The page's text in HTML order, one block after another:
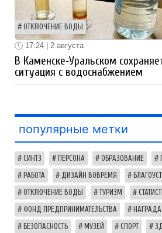
ОТКЛЮЧЕНИЕ ВОДЫ
17:24 | 2 августа
В Каменске‑Уральском
ситуация с водоснабжением
популярные метки
СИНТЗ ПЕРСОНА ОБРАЗОВАНИЕ
РАБОТА ДИЗАЙН ВОВРЕМЯ
ОТКЛЮЧЕНИЕ ВОДЫ ТУРИЗМ
ФОНД ПРЕДПРИНИМАТЕЛЬСТВА НАГРАДА
БЕЗОПАСНОСТЬ МУЗЕЙ СПОРТ